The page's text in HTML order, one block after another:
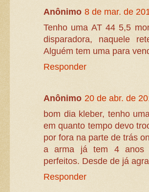
Anônimo 8 de mar. de
Tenho uma AT 44 5,5
disparadora, naquele
Alguém tem uma para
Responder
Anônimo 20 de abr. de
bom dia kleber, tenho
em quanto tempo devo
por fora na parte de trás
a arma já tem 4 anos
perfeitos. Desde de já
Responder